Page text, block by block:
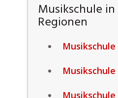
Musikschule
Regionen
Musikschule